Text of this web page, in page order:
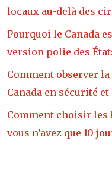
locaux au-delà des
Pourquoi le Canada
version polie des
Comment observer
Canada en sécurité
Comment choisir les
vous n’avez que 10